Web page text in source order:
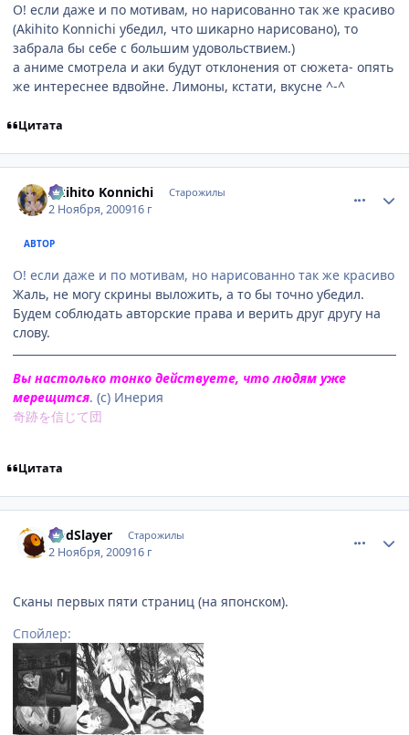
О! если даже и по мотивам, но нарисованно так же красиво
(Akihito Konnichi убедил, что шикарно нарисовано), то
забрала бы себе с большим удовольствием.)
а аниме смотрела и аки будут отклонения от сюжета- опять
же интереснее вдвойне. Лимоны, кстати, вкусне ^-^
Цитата
Akihito Konnichi Старожилы
2 Ноября, 200916 г
АВТОР
О! если даже и по мотивам, но нарисованно так же красиво
Жаль, не могу скрины выложить, а то бы точно убедил.
Будем соблюдать авторские права и верить друг другу на
слову.
Вы настолько тонко действуете, что людям уже
мерещится. (с) Инерия
奇跡を信じて団
Цитата
GodSlayer Старожилы
2 Ноября, 200916 г
Сканы первых пяти страниц (на японском).
Спойлер: